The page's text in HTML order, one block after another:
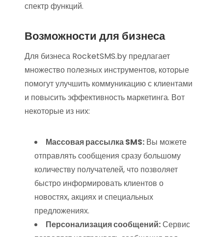
спектр функций.
Возможности для бизнеса
Для бизнеса RocketSMS.by предлагает
множество полезных инструментов, которые
помогут улучшить коммуникацию с клиентами
и повысить эффективность маркетинга. Вот
некоторые из них:
Массовая рассылка SMS: Вы можете
отправлять сообщения сразу большому
количеству получателей, что позволяет
быстро информировать клиентов о
новостях, акциях и специальных
предложениях.
Персонализация сообщений:Сервис